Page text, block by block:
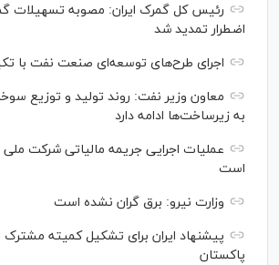
رئیس کل گمرک ایران: مصوبه تسهیلات
اضطرار تمدید شد
اجرای طرح‌های توسعه‌ای صنعت نفت با
معاون وزیر نفت: روند تولید و توزیع
به زیرساخت‌ها ادامه دارد
عملیات اجرایی جریمه مالیاتی شرکت
است
وزارت نیرو: برق گران نشده است
پیشنهاد ایران برای تشکیل کمیته مشترک
پاکستان